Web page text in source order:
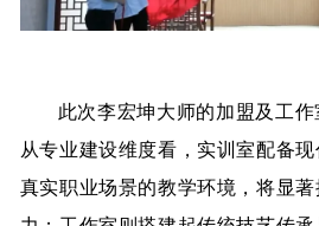
此次李宏坤大师的加盟及工作
从专业建设维度看，实训室配备
真实职业场景的教学环境，将显